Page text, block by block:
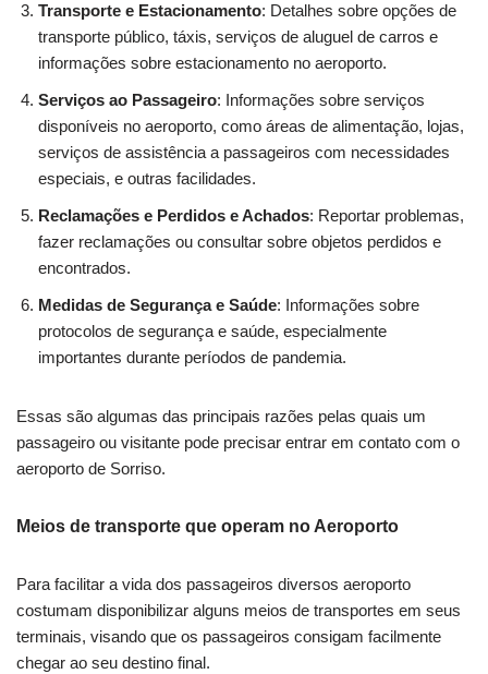
Transporte e Estacionamento: Detalhes sobre opções de
transporte público, táxis, serviços de aluguel de carros e
informações sobre estacionamento no aeroporto.
Serviços ao Passageiro: Informações sobre serviços
disponíveis no aeroporto, como áreas de alimentação, lojas,
serviços de assistência a passageiros com necessidades
especiais, e outras facilidades.
Reclamações e Perdidos e Achados: Reportar problemas,
fazer reclamações ou consultar sobre objetos perdidos e
encontrados.
Medidas de Segurança e Saúde: Informações sobre
protocolos de segurança e saúde, especialmente
importantes durante períodos de pandemia.
Essas são algumas das principais razões pelas quais um
passageiro ou visitante pode precisar entrar em contato com o
aeroporto de Sorriso.
Meios de transporte que operam no Aeroporto
Para facilitar a vida dos passageiros diversos aeroporto
costumam disponibilizar alguns meios de transportes em seus
terminais, visando que os passageiros consigam facilmente
chegar ao seu destino final.